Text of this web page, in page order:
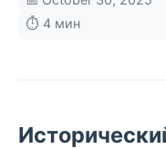
⏱️ 4 мин